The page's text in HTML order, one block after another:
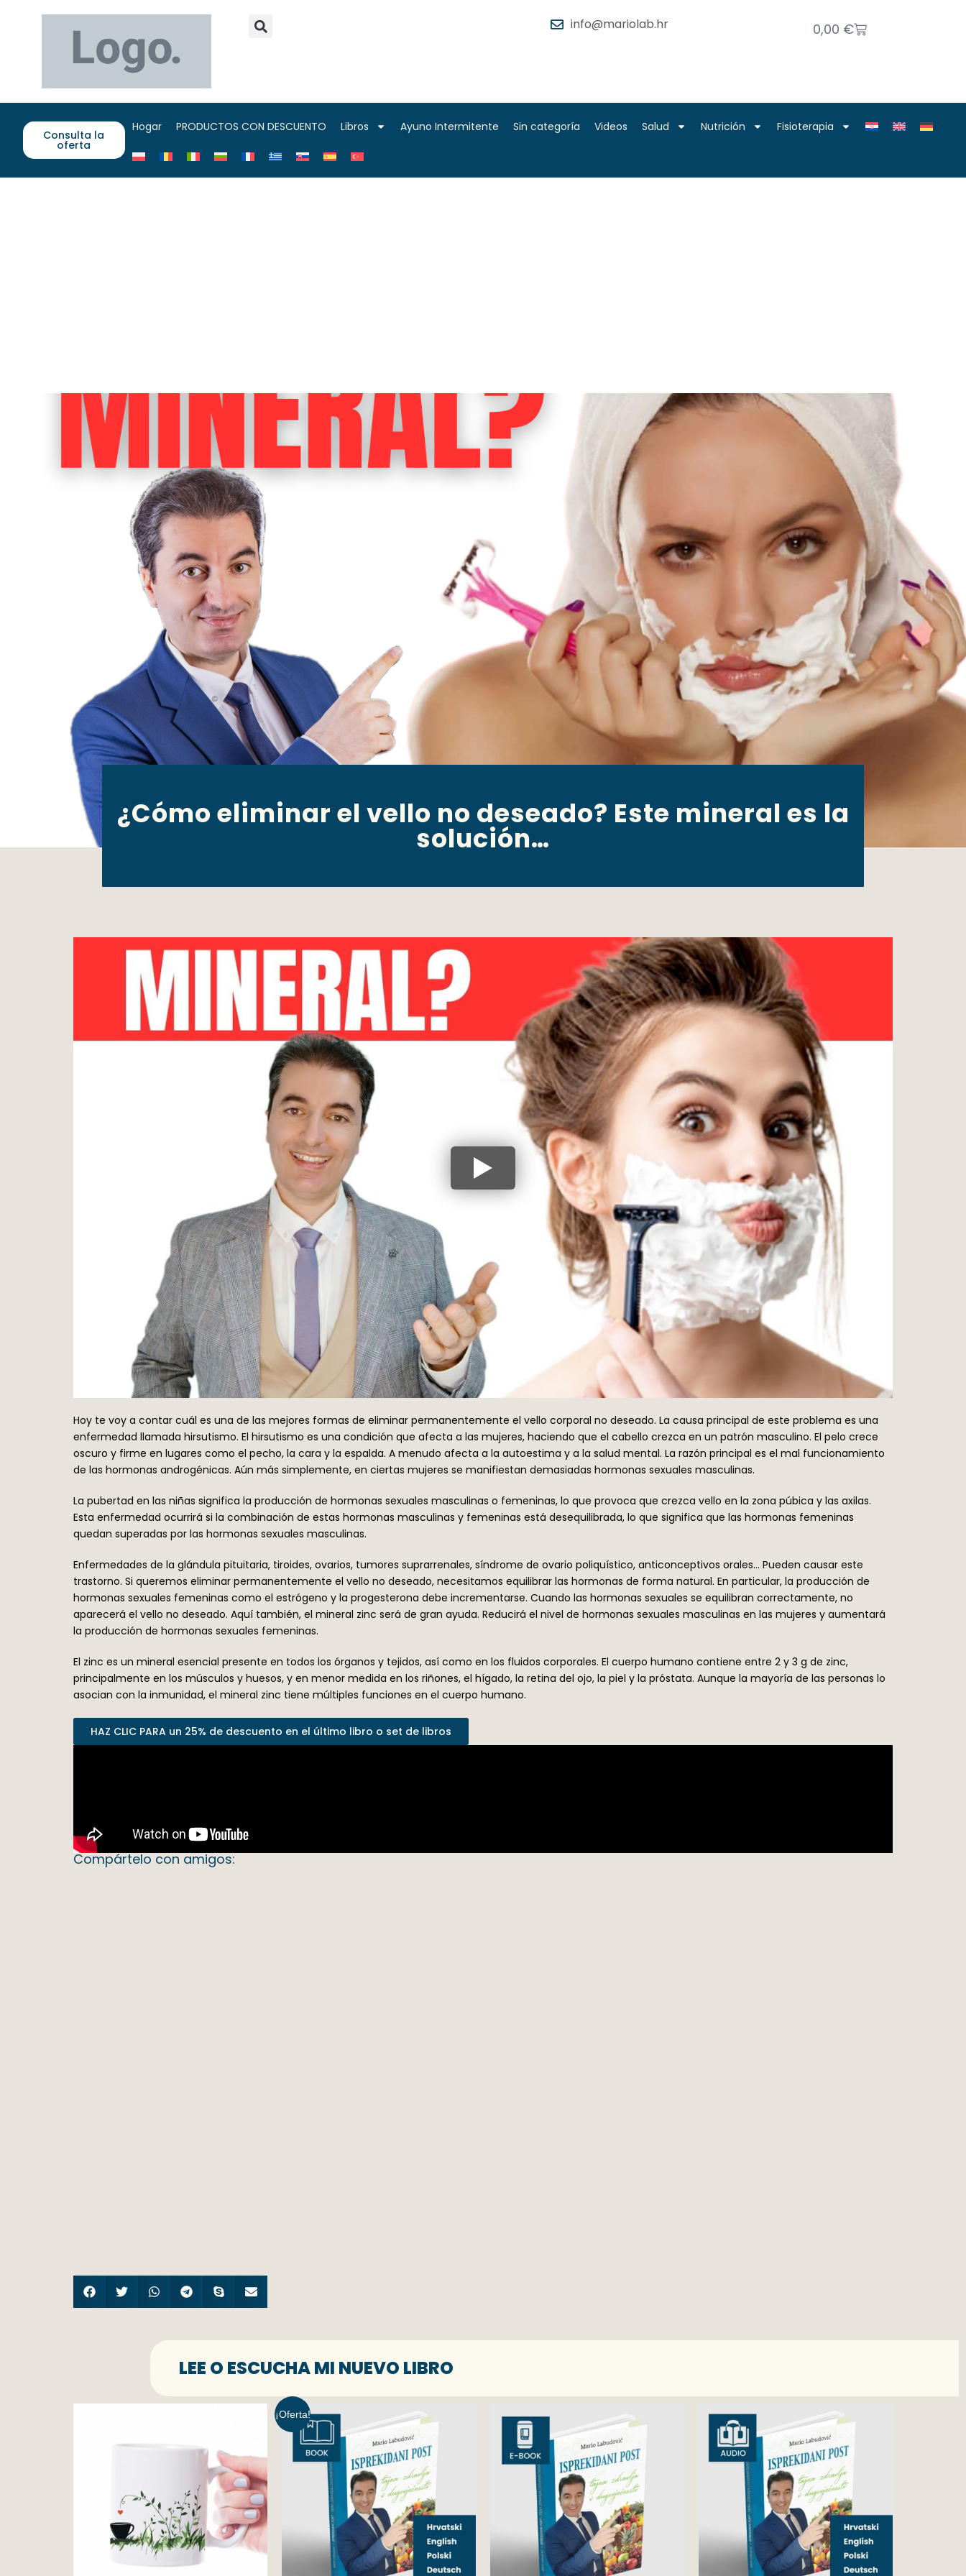
info@mariolab.hr 0,00 €
Consulta la
oferta
Hogar PRODUCTOS CON DESCUENTO Libros Ayuno Intermitente Sin categoría Videos Salud Nutrición Fisioterapia
¿Cómo eliminar el vello no deseado? Este mineral es la
solución…
Hoy te voy a contar cuál es una de las mejores formas de eliminar permanentemente el vello corporal no deseado. La causa principal de este problema es una
enfermedad llamada hirsutismo. El hirsutismo es una condición que afecta a las mujeres, haciendo que el cabello crezca en un patrón masculino. El pelo crece
oscuro y firme en lugares como el pecho, la cara y la espalda. A menudo afecta a la autoestima y a la salud mental. La razón principal es el mal funcionamiento
de las hormonas androgénicas. Aún más simplemente, en ciertas mujeres se manifiestan demasiadas hormonas sexuales masculinas.
La pubertad en las niñas significa la producción de hormonas sexuales masculinas o femeninas, lo que provoca que crezca vello en la zona púbica y las axilas.
Esta enfermedad ocurrirá si la combinación de estas hormonas masculinas y femeninas está desequilibrada, lo que significa que las hormonas femeninas
quedan superadas por las hormonas sexuales masculinas.
Enfermedades de la glándula pituitaria, tiroides, ovarios, tumores suprarrenales, síndrome de ovario poliquístico, anticonceptivos orales… Pueden causar este
trastorno. Si queremos eliminar permanentemente el vello no deseado, necesitamos equilibrar las hormonas de forma natural. En particular, la producción de
hormonas sexuales femeninas como el estrógeno y la progesterona debe incrementarse. Cuando las hormonas sexuales se equilibran correctamente, no
aparecerá el vello no deseado. Aquí también, el mineral zinc será de gran ayuda. Reducirá el nivel de hormonas sexuales masculinas en las mujeres y aumentará
la producción de hormonas sexuales femeninas.
El zinc es un mineral esencial presente en todos los órganos y tejidos, así como en los fluidos corporales. El cuerpo humano contiene entre 2 y 3 g de zinc,
principalmente en los músculos y huesos, y en menor medida en los riñones, el hígado, la retina del ojo, la piel y la próstata. Aunque la mayoría de las personas lo
asocian con la inmunidad, el mineral zinc tiene múltiples funciones en el cuerpo humano.
HAZ CLIC PARA un 25% de descuento en el último libro o set de libros
Compártelo con amigos:
LEE O ESCUCHA MI NUEVO LIBRO
¡Oferta!